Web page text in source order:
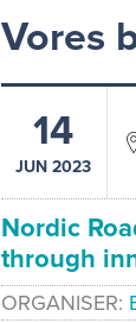
Vores
14
JUN 2023
Nordic
through
ORGANISER